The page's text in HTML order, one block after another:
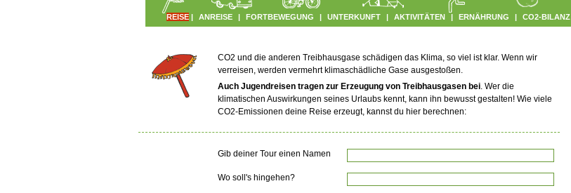
REISE | ANREISE | FORTBEWEGUNG | UNTERKUNFT | AKTIVITÄTEN | ERNÄHRUNG | CO2-BILANZ
CO2 und die anderen Treibhausgase schädigen das Klima, so viel ist klar. Wenn wir
verreisen, werden vermehrt klimaschädliche Gase ausgestoßen.
Auch Jugendreisen tragen zur Erzeugung von Treibhausgasen bei. Wer die
klimatischen Auswirkungen seines Urlaubs kennt, kann ihn bewusst gestalten! Wie viele
CO2-Emissionen deine Reise erzeugt, kannst du hier berechnen:
Gib deiner Tour einen Namen
Wo soll's hingehen?